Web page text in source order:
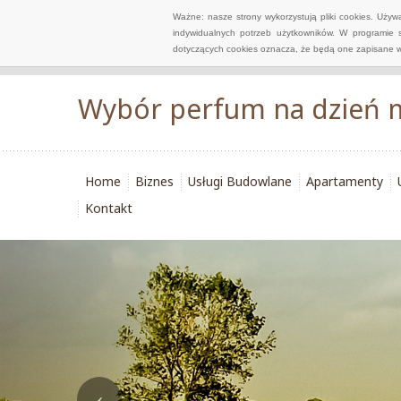
Ważne: nasze strony wykorzystują pliki cookies.
indywidualnych potrzeb użytkowników. W
dotyczących cookies oznacza, że będą one zapisane
Wybór perfum na dzień
Home Biznes Usługi Budowlane Apartamenty
Kontakt